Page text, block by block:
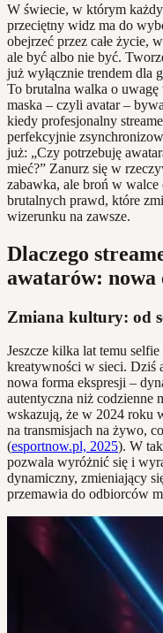
W świecie, w którym
przeciętny widz ma do
obejrzeć przez całe życie,
ale być albo nie być.
już wyłącznie trendem dla
To brutalna walka o
maska – czyli avatar –
kiedy profesjonalny
perfekcyjnie
już: „Czy potrzebuję
mieć?” Zanurz się w
zabawka, ale broń w
brutalnych prawd, które
wizerunku na zawsze.
Dlaczego
awatarów:
Zmiana kultury: od
Jeszcze kilka lat temu
kreatywności w sieci. Dziś
nowa forma ekspresji –
autentyczna niż codzienne
wskazują, że w 2024 roku
na transmisjach na żywo,
(esportnow.pl, 2025). W
pozwala wyróżnić się i
dynamiczny, zmieniający
przemawia do odbiorców